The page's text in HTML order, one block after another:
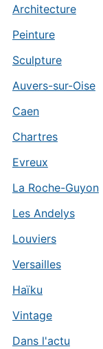
Architecture
Peinture
Sculpture
Auvers-sur-Oise
Caen
Chartres
Evreux
La Roche-Guyon
Les Andelys
Louviers
Versailles
Haïku
Vintage
Dans l'actu